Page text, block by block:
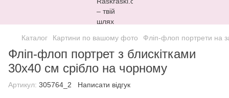
Каталог Картини по вашому фото Фліп-флоп портрети на
Фліп-флоп портрет з блискітками
30х40 см срібло на чорному
Артикул: 305764_2 Написати відгук